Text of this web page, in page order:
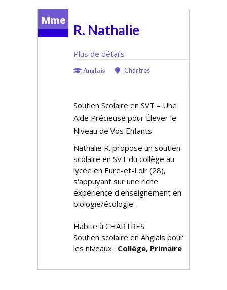
Mme
R. Nathalie
Plus de détails
Anglais Chartres
Soutien Scolaire en SVT – Une
Aide Précieuse pour Élever le
Niveau de Vos Enfants
Nathalie R. propose un soutien
scolaire en SVT du collège au
lycée en Eure-et-Loir (28),
s'appuyant sur une riche
expérience d'enseignement en
biologie/écologie.
Habite à CHARTRES
Soutien scolaire en Anglais pour
les niveaux : Collège, Primaire